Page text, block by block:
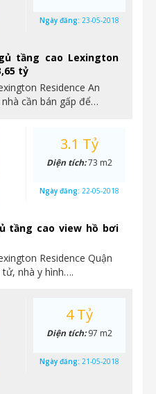
tầng cao Lexington
tỷ
Residence An
cần bán gấp để…
Ngày đăng: 23-05-2018
tầng cao view hồ bơi
Residence Quận
nhà y hình….
3.1 Tỷ
Diện tích:73 m2
Ngày đăng: 22-05-2018
4 Tỷ
Diện tích:97 m2
Ngày đăng: 21-05-2018